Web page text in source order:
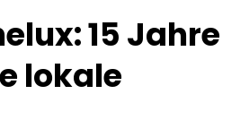
15 Jahre
lokale